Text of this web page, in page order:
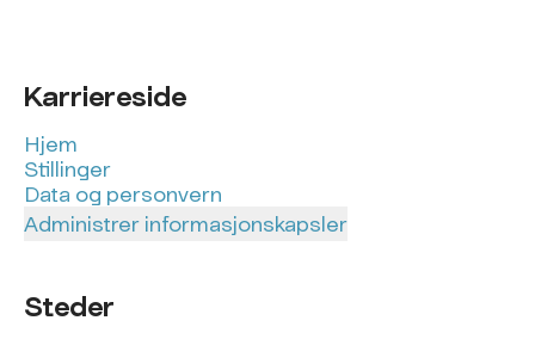
Karriereside
Hjem
Stillinger
Data og personvern
Administrer informasjonskapsler
Steder